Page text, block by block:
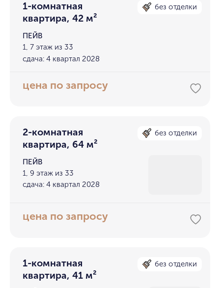
1-комнатная
квартира, 42 м²
без отделки
ПЕЙВ
1, 7 этаж из 33
сдача: 4 квартал 2028
цена по запросу
2-комнатная
квартира, 64 м²
без отделки
ПЕЙВ
1, 9 этаж из 33
сдача: 4 квартал 2028
цена по запросу
1-комнатная
квартира, 41 м²
без отделки